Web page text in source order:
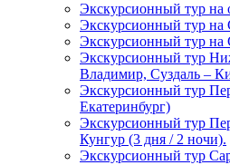
Экскурсионный тур на
Экскурсионный тур на
Экскурсионный тур на
Экскурсионный тур
Владимир, Суздаль –
Экскурсионный тур
Екатеринбург)
Экскурсионный тур
Кунгур (3 дня / 2 ночи).
Экскурсионный тур